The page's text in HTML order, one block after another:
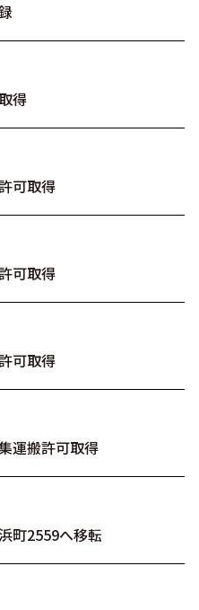
得
可取得
可取得
可取得
運搬許可取得
町2559へ移転